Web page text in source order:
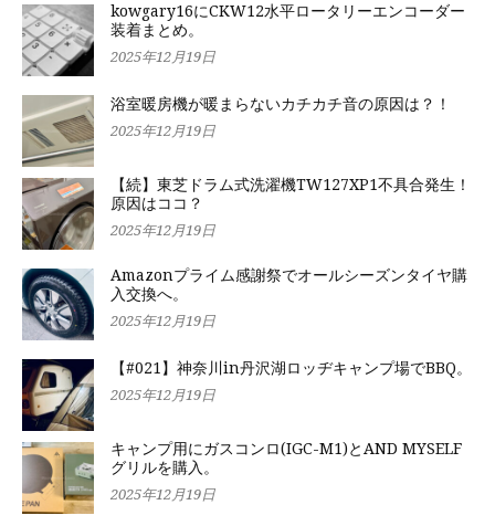
kowgary16にCKW12水平ロータリーエンコーダー
装着まとめ。
2025年12月19日
浴室暖房機が暖まらないカチカチ音の原因は？！
2025年12月19日
【続】東芝ドラム式洗濯機TW127XP1不具合発生！
原因はココ？
2025年12月19日
Amazonプライム感謝祭でオールシーズンタイヤ購
入交換へ。
2025年12月19日
【#021】神奈川in丹沢湖ロッヂキャンプ場でBBQ。
2025年12月19日
キャンプ用にガスコンロ(IGC-M1)とAND MYSELF
グリルを購入。
2025年12月19日